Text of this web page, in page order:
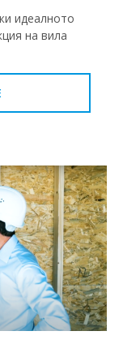
идеалното
на вила